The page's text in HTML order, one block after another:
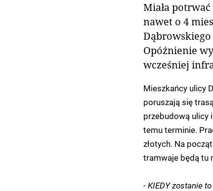
Miała
nawet o 4
Opóźnienie
wcześniej
Mieszkańcy ulicy
poruszają się
przebudową ulicy
temu terminie.
złotych. Na
tramwaje będą tu
- KIEDY zostanie